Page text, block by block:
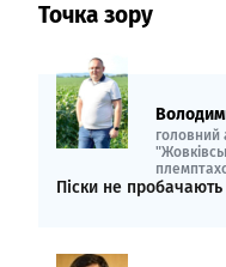
Точка зору
головний
Піски не